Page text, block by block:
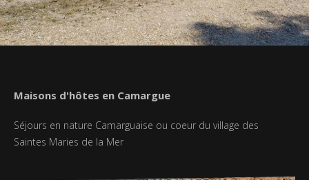
Maisons d'hôtes en Camargue
Séjours en nature Camarguaise ou coeur du village des
Saintes Maries de la Mer